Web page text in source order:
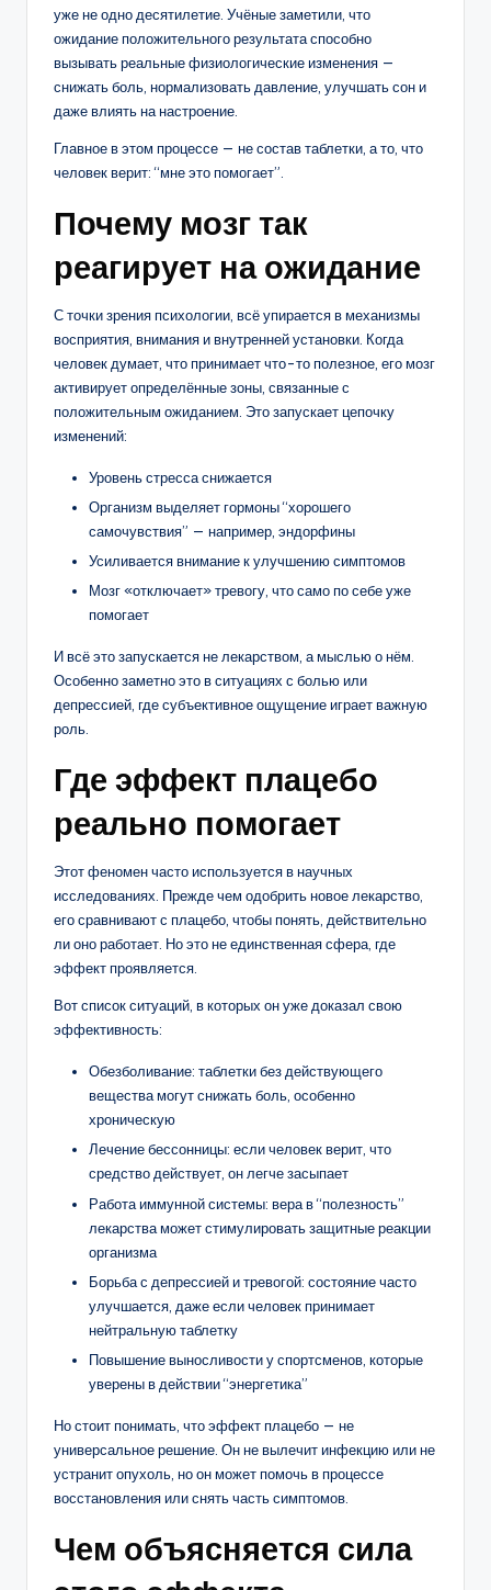
уже не одно десятилетие. Учёные заметили, что
ожидание положительного результата способно
вызывать реальные физиологические изменения —
снижать боль, нормализовать давление, улучшать сон и
даже влиять на настроение.
Главное в этом процессе — не состав таблетки, а то, что
человек верит: “мне это помогает”.
Почему мозг так
реагирует на ожидание
С точки зрения психологии, всё упирается в механизмы
восприятия, внимания и внутренней установки. Когда
человек думает, что принимает что-то полезное, его мозг
активирует определённые зоны, связанные с
положительным ожиданием. Это запускает цепочку
изменений:
Уровень стресса снижается
Организм выделяет гормоны “хорошего
самочувствия” — например, эндорфины
Усиливается внимание к улучшению симптомов
Мозг «отключает» тревогу, что само по себе уже
помогает
И всё это запускается не лекарством, а мыслью о нём.
Особенно заметно это в ситуациях с болью или
депрессией, где субъективное ощущение играет важную
роль.
Где эффект плацебо
реально помогает
Этот феномен часто используется в научных
исследованиях. Прежде чем одобрить новое лекарство,
его сравнивают с плацебо, чтобы понять, действительно
ли оно работает. Но это не единственная сфера, где
эффект проявляется.
Вот список ситуаций, в которых он уже доказал свою
эффективность:
Обезболивание: таблетки без действующего
вещества могут снижать боль, особенно
хроническую
Лечение бессонницы: если человек верит, что
средство действует, он легче засыпает
Работа иммунной системы: вера в “полезность”
лекарства может стимулировать защитные реакции
организма
Борьба с депрессией и тревогой: состояние часто
улучшается, даже если человек принимает
нейтральную таблетку
Повышение выносливости у спортсменов, которые
уверены в действии “энергетика”
Но стоит понимать, что эффект плацебо — не
универсальное решение. Он не вылечит инфекцию или не
устранит опухоль, но он может помочь в процессе
восстановления или снять часть симптомов.
Чем объясняется сила